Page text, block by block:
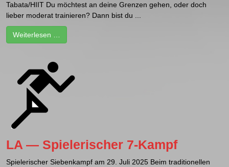
Tabata/HIIT Du möchtest an deine Grenzen gehen, oder doch
lieber moderat trainieren? Dann bist du ...
Weiterlesen …
LA — Spielerischer 7-Kampf
Spielerischer Siebenkampf am 29. Juli 2025 Beim traditionellen